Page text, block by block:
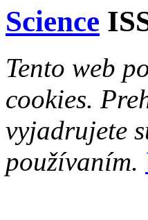
Science
Tento web
cookies.
vyjadrujete
používaním.